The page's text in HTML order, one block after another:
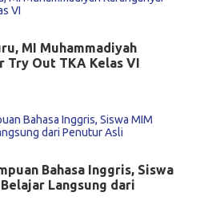
MI Muhammadiyah
Try Out TKA Kelas VI
Bahasa Inggris, Siswa
Langsung dari